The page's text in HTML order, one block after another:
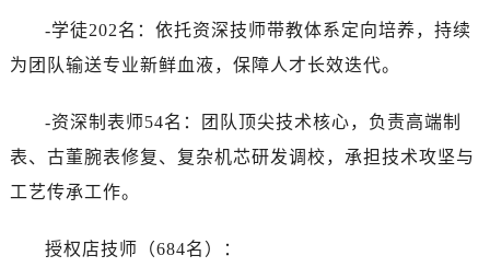
-学徒202名：依托资深技师带教体系定向培养，持续
为团队输送专业新鲜血液，保障人才长效迭代。
-资深制表师54名：团队顶尖技术核心，负责高端制
表、古董腕表修复、复杂机芯研发调校，承担技术攻坚与
工艺传承工作。
授权店技师（684名）：